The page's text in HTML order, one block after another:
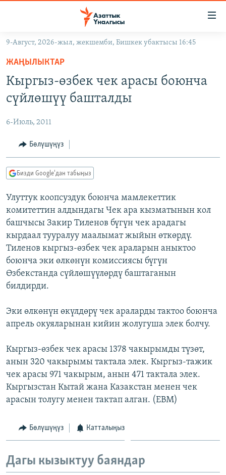
Навигацияга
өтүңүз
Издөөгө
салыңызКЫРГЫЗСТАН
ЭКОНОМИКА
МАДАНИЯТ
ДҮЙНӨ
БОРБОР АЗИЯ
УКРАИНА
АТАЙЫН ИЛИКТӨӨ
ТВ ПРОГРАММАЛАР
ЭКСПЕРТТЕР ТАЛДАЙТ
БИЗ ЖАНА ДҮЙНӨ
ЭЖЕ-СИҢДИЛЕР
ЫҢГАЙСЫЗ СУРООЛОР
ӨЗГӨЧӨ ПИКИР
Русский
ОНЛАЙН ШЕРИНЕ
9-Август, 2026-жыл, жекшемби, Бишкек убактысы 16:45
ЖАҢЫЛЫКТАР
Кыргыз-өзбек чек арасы боюнча
сүйлөшүү башталды
6-Июль, 2011
Бөлүшүңүз
Бизди Google'дан табыңыз
Улуттук коопсуздук боюнча мамлекеттик
комитеттин алдындагы Чек ара кызматынын кол
башчысы Закир Тиленов бүгүн чек арадагы
кырдаал тууралуу маалымат жыйын өткөрдү.
Тиленов кыргыз-өзбек чек араларын аныктоо
боюнча эки өлкөнүн комиссиясы бүгүн
Өзбекстанда сүйлөшүүлөрдү баштаганын
билдирди.
Эки өлкөнүн өкүлдөрү чек араларды тактоо боюнча
апрель окуяларынан кийин жолугуша элек болчу.
Кыргыз-өзбек чек арасы 1378 чакырымды түзөт,
анын 320 чакырымы тактала элек. Кыргыз-тажик
чек арасы 971 чакырым, анын 471 тактала элек.
Кыргызстан Кытай жана Казакстан менен чек
арасын толугу менен тактап алган. (EBM)
Бөлүшүңүз Катталыңыз
Дагы кызыктуу баяндар